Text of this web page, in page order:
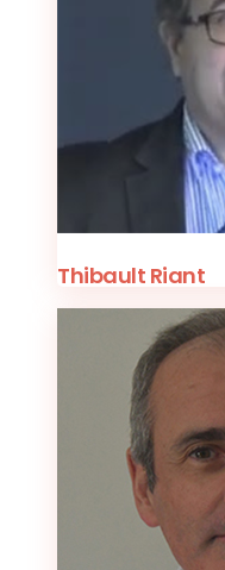
Thibault Riant